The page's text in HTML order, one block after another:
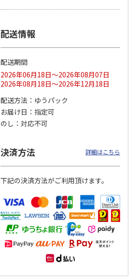
ドジャース 大谷翔
平 日本人最多53試
合連続出塁記念 シ
ル…
17,000円
(送料・税込)
谷翔平 2026 NL 3・
4月投手…
配送情報
配送期間
2026年06月18日～2026年08月07日
2026年08月18日～2026年12月18日
配送方法
ゆうパック
お届け日
指定可
のし
対応不可
決済方法 詳細はこちら
下記の決済方法がご利用頂けます。